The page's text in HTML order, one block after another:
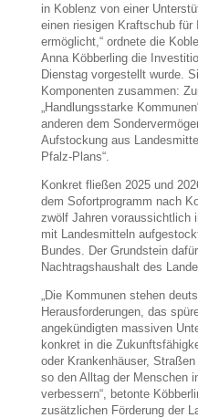
in Koblenz von einer
einen riesigen Kraftschub
ermöglicht,“ ordnete die
Anna Köbberling die
Dienstag vorgestellt wurde.
Komponenten zusammen:
„Handlungsstarke
anderen dem
Aufstockung aus
Pfalz-Plans“.
Konkret fließen 2025 und
dem Sofortprogramm nach
zwölf Jahren voraussichtlich
mit Landesmitteln
Bundes. Der Grundstein
Nachtragshaushalt des
„Die Kommunen stehen
Herausforderungen, das
angekündigten massiven
konkret in die
oder Krankenhäuser,
so den Alltag der Menschen
verbessern“, betonte
zusätzlichen Förderung der